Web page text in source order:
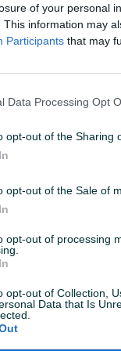
of your personal
This information may
Participants that may
Data Processing Opt
opt-out of the Sharing
opt-out of the Sale of
opt-out of processing
opt-out of Collection,
Data that Is
U 16:37 ID: